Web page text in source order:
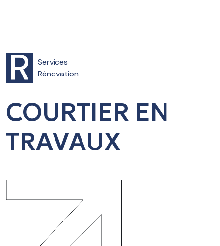
R
Services
Rénovation
COURTIER EN
TRAVAUX